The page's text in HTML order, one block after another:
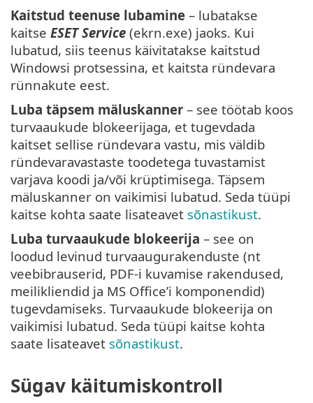
Kaitstud teenuse lubamine – lubatakse
kaitse ESET Service (ekrn.exe) jaoks. Kui
lubatud, siis teenus käivitatakse kaitstud
Windowsi protsessina, et kaitsta ründevara
rünnakute eest.
Luba täpsem mäluskanner – see töötab koos
turvaaukude blokeerijaga, et tugevdada
kaitset sellise ründevara vastu, mis väldib
ründevaravastaste toodetega tuvastamist
varjava koodi ja/või krüptimisega. Täpsem
mäluskanner on vaikimisi lubatud. Seda tüüpi
kaitse kohta saate lisateavet sõnastikust.
Luba turvaaukude blokeerija – see on
loodud levinud turvaaugurakenduste (nt
veebibrauserid, PDF-i kuvamise rakendused,
meilikliendid ja MS Office’i komponendid)
tugevdamiseks. Turvaaukude blokeerija on
vaikimisi lubatud. Seda tüüpi kaitse kohta
saate lisateavet sõnastikust.
Sügav käitumiskontroll